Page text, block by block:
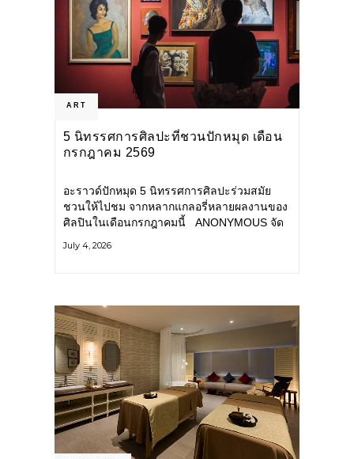
ART
5 นิทรรศการศิลปะที่ชวนปักหมุด เดือน
กรกฎาคม 2569
อะราวด์ปักหมุด 5 นิทรรศการศิลปะร่วมสมัย
ชวนให้ไปชม จากหลากแกลอรี่หลายผลงานของ
ศิลปินในเดือนกรกฎาคมนี้ ANONYMOUS จัด
กลุ่ม Anonymous โดยมี นิ่ม
July 4, 2026